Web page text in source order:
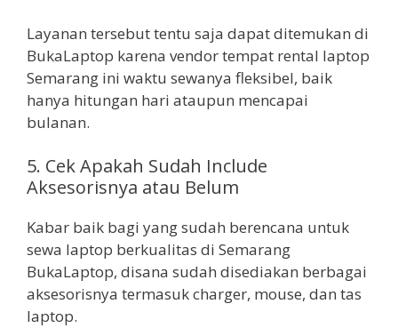
Layanan tersebut tentu saja dapat ditemukan di
BukaLaptop karena vendor tempat rental laptop
Semarang ini waktu sewanya fleksibel, baik
hanya hitungan hari ataupun mencapai
bulanan.
5. Cek Apakah Sudah Include
Aksesorisnya atau Belum
Kabar baik bagi yang sudah berencana untuk
sewa laptop berkualitas di Semarang
BukaLaptop, disana sudah disediakan berbagai
aksesorisnya termasuk charger, mouse, dan tas
laptop.